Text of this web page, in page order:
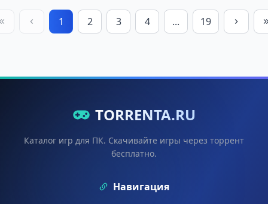
1 2 3 4 ... 19
TORRENTA.RU
Каталог игр для ПК. Скачивайте игры через торрент
бесплатно.
Навигация